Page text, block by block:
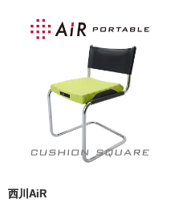
西川AiR